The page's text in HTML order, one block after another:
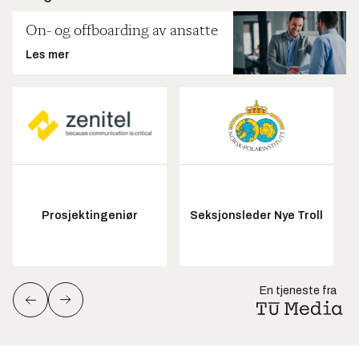
On- og offboarding av ansatte
Les mer
Prosjektingeniør Seksjonsleder Nye Troll
En tjeneste fra